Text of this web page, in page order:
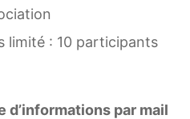
limité : 10 participants
d’informations par mail